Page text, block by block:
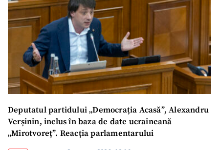
Deputatul partidului „Democrația Acasă”, Alexandru
Verșinin, inclus în baza de date ucraineană
„Mirotvoreț”. Reacția parlamentarului